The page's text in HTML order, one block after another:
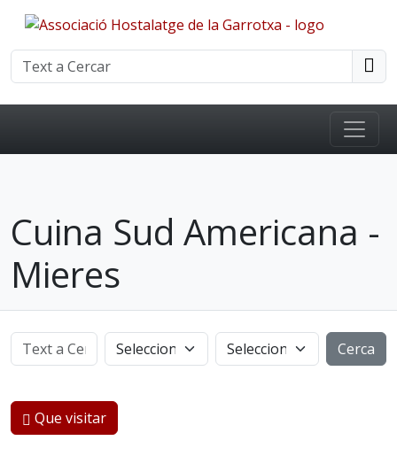
Cuina Sud Americana -
Mieres
Cerca
Que visitar